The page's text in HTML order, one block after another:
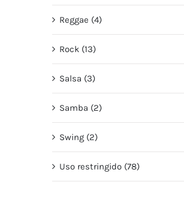
Reggae (4)
Rock (13)
Salsa (3)
Samba (2)
Swing (2)
Uso restringido (78)